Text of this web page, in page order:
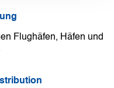
Flughäfen, Häfen und